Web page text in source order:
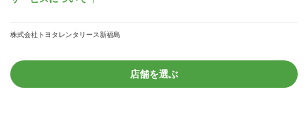
株式会社トヨタレンタリース新福島
店舗を選ぶ